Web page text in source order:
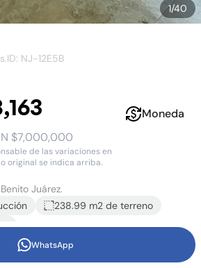
1/40
.ID: NJ-12E5B
$7,000,000
de las variaciones en
original se indica arriba.
Moneda
Juárez.
238.99 m2 de terreno
s
WhatsApp